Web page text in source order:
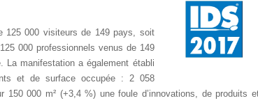
125 000 visiteurs de 149 pays, soit
000 professionnels venus de 149
La manifestation a également établi
et de surface occupée : 2 058
000 m² (+3,4 %) une foule d’innovations, de produits